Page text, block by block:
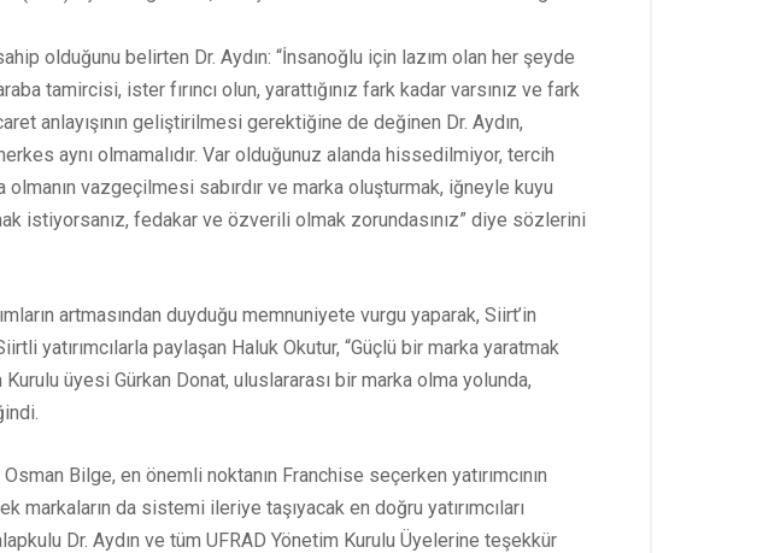
olduğunu belirten Dr. Aydın: “İnsanoğlu için lazım olan her şeyde
tamircisi, ister fırıncı olun, yarattığınız fark kadar varsınız ve fark
anlayışının geliştirilmesi gerektiğine de değinen Dr. Aydın,
aynı olmamalıdır. Var olduğunuz alanda hissedilmiyor, tercih
vazgeçilmesi sabırdır ve marka oluşturmak, iğneyle kuyu
istiyorsanız, fedakar ve özverili olmak zorundasınız” diye sözlerini
artmasından duyduğu memnuniyete vurgu yaparak, Siirt’in
yatırımcılarla paylaşan Haluk Okutur, “Güçlü bir marka yaratmak
üyesi Gürkan Donat, uluslararası bir marka olma yolunda,
Bilge, en önemli noktanın Franchise seçerken yatırımcının
da sistemi ileriye taşıyacak en doğru yatırımcıları
Dr. Aydın ve tüm UFRAD Yönetim Kurulu Üyelerine teşekkür